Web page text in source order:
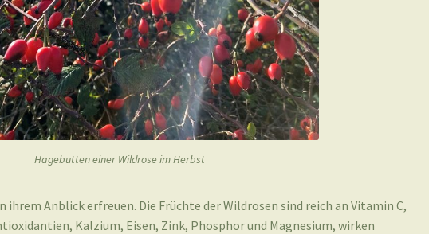
Hagebutten einer Wildrose im Herbst
ihrem Anblick erfreuen. Die Früchte der Wildrosen sind reich an Vitamin C,
Kalzium, Eisen, Zink, Phosphor und Magnesium, wirken